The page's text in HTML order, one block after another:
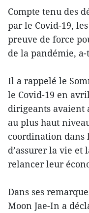
Compte tenu des
par le Covid-19,
preuve de force
de la pandémie,
Il a rappelé le
le Covid-19 en
dirigeants
au plus haut
coordination dans
d’assurer la vie et
relancer leur
Dans ses
Moon Jae-In a